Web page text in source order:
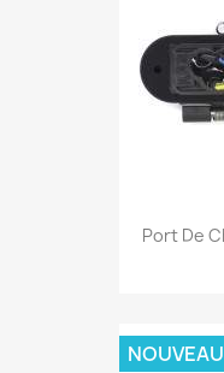
Port De
NOUVEAU